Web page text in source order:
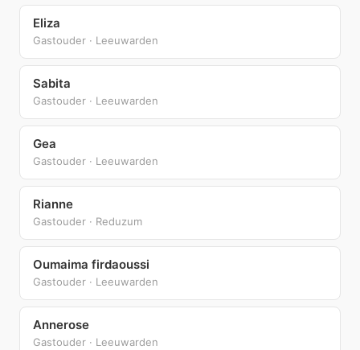
Eliza
Gastouder · Leeuwarden
Sabita
Gastouder · Leeuwarden
Gea
Gastouder · Leeuwarden
Rianne
Gastouder · Reduzum
Oumaima firdaoussi
Gastouder · Leeuwarden
Annerose
Gastouder · Leeuwarden